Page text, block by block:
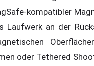
kompatibler
Laufwerk an der
oder Tethered